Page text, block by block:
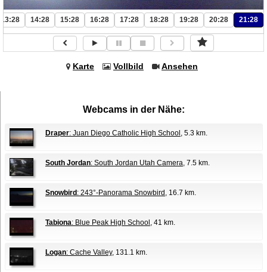
13:28 14:28 15:28 16:28 17:28 18:28 19:28 20:28 21:28
Karte Vollbild Ansehen
Webcams in der Nähe:
Draper: Juan Diego Catholic High School , 5.3 km.
South Jordan: South Jordan Utah Camera, 7.5 km.
Snowbird : 243°-Panorama Snowbird , 16.7 km.
Tabiona: Blue Peak High School , 41 km.
Logan: Cache Valley, 131.1 km.